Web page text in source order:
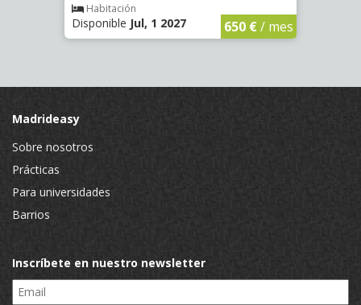
Habitación
Disponible Jul, 1 2027 650 €/ mes
Madrideasy
Sobre nosotros
Prácticas
Para universidades
Barrios
Inscríbete en nuestro newsletter
Email